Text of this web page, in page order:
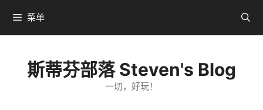
到
菜单
斯蒂芬部落 Steven's Blog
一切，好玩！